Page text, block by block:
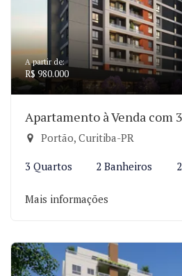
A partir de:
R$ 980.000
Apartamento à Venda com
Portão, Curitiba-PR
3 Quartos 2 Banheiros
Mais informações